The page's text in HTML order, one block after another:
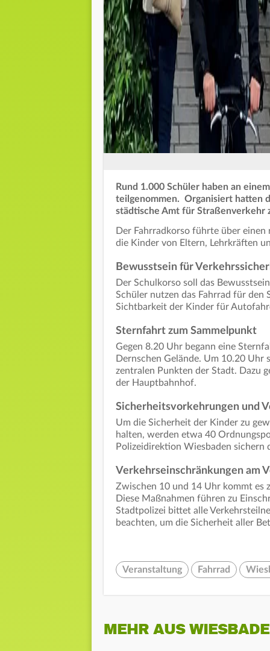
Rund 1.000 Schüler haben an
teilgenommen. Organisiert hatten
städtische Amt für Straßenverkehr
Der Fahrradkorso führte über
die Kinder von Eltern, Lehrkräften
Bewusstsein für
Der Schulkorso soll das
Schüler nutzen das Fahrrad für
Sichtbarkeit der Kinder für
Sternfahrt zum Sammelpunkt
Gegen 8.20 Uhr begann eine
Dernschen Gelände. Um 10.20
zentralen Punkten der Stadt. Dazu
der Hauptbahnhof.
Sicherheitsvorkehrungen und
Um die Sicherheit der Kinder zu
halten, werden etwa 40
Polizeidirektion Wiesbaden
Verkehrseinschränkungen am
Zwischen 10 und 14 Uhr kommt es
Diese Maßnahmen führen zu
Stadtpolizei bittet alle
beachten, um die Sicherheit aller
Veranstaltung Fahrrad
MEHR AUS